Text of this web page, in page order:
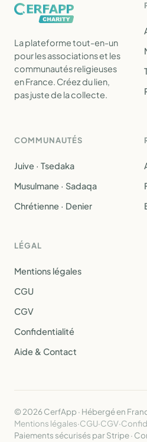
La plateforme tout-en-un
pour les associations et les
communautés religieuses
en France. Créez du lien,
pas juste de la collecte.
COMMUNAUTÉS
Juive · Tsedaka
Musulmane · Sadaqa
Chrétienne · Denier
LÉGAL
Mentions légales
CGU
CGV
Confidentialité
Aide & Contact
© 2026 CerfApp · Hébergé en
Mentions légales·CGU·CGV·
Paiements sécurisés par Stripe ·